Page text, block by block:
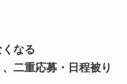
なる
二重応募・日程被り